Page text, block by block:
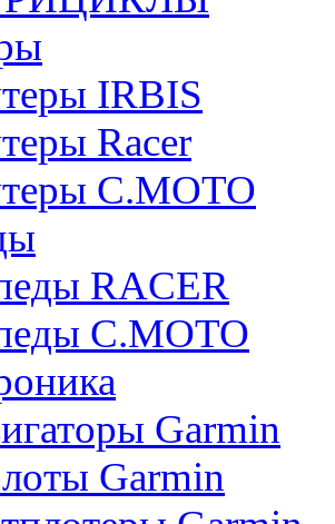
IRBIS
Racer
C.MOTO
RACER
C.MOTO
Garmin
Garmin